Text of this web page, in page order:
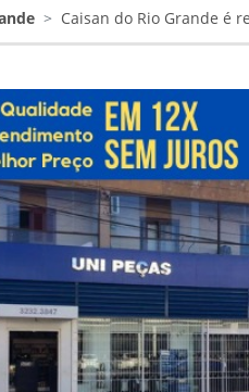
Caisan do Rio Grande é